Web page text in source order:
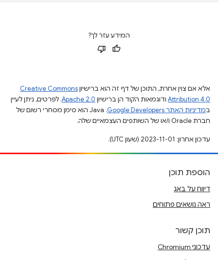
המידע עזר לך?
אלא אם צוין אחרת, התוכן של דף זה הוא ברישיוןCreative Commons
Attribution 4.0 ודוגמאות הקוד הן ברישיון Apache 2.0. לפרטים, ניתן לעיין
במדיניות האתר Google Developers‏
.‏ Java הוא סימן מסחרי רשום של
חברת Oracle ו/או של השותפים העצמאיים שלה.
עדכון אחרון: 2023-11-01 (שעון UTC).
הוספת תוכן
דיווח על באג
ראה נושאים פתוחים
תוכן קשור
עדכוני Chromium